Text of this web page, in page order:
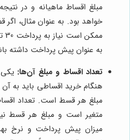
مبلغ اقساط ماهیانه و در
به عنوان پیش پرداخت داشته
تعداد اقساط و مبلغ آن‌ها:
هنگام خرید اقساطی باید به
متغیر است و مبلغ هر قسط
میزان پیش پرداخت و نرخ